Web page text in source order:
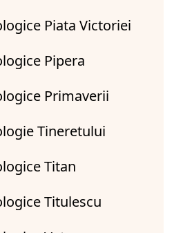
Piata Victoriei
Pipera
Primaverii
Tineretului
Titan
Titulescu